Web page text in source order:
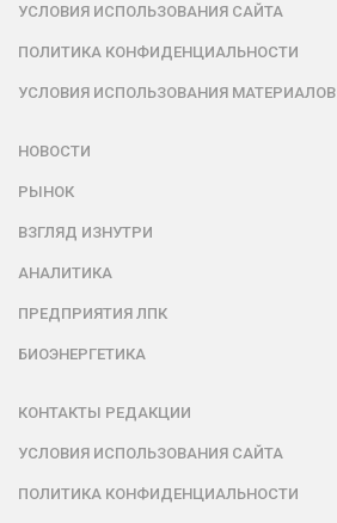
УСЛОВИЯ ИСПОЛЬЗОВАНИЯ САЙТА
ПОЛИТИКА КОНФИДЕНЦИАЛЬНОСТИ
УСЛОВИЯ ИСПОЛЬЗОВАНИЯ
НОВОСТИ
РЫНОК
ВЗГЛЯД ИЗНУТРИ
АНАЛИТИКА
ПРЕДПРИЯТИЯ ЛПК
БИОЭНЕРГЕТИКА
КОНТАКТЫ РЕДАКЦИИ
УСЛОВИЯ ИСПОЛЬЗОВАНИЯ САЙТА
ПОЛИТИКА КОНФИДЕНЦИАЛЬНОСТИ